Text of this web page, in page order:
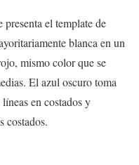
el template de
blanca en un
mismo color que se
El azul oscuro toma
en costados y
costados.